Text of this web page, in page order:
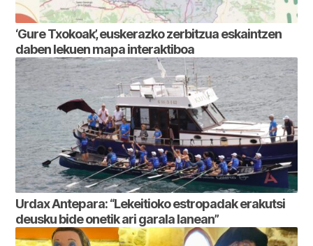
‘Gure Txokoak’, euskerazko zerbitzua eskaintzen
daben lekuen mapa interaktiboa
Urdax Antepara: “Lekeitioko estropadak erakutsi
deusku bide onetik ari garala lanean”